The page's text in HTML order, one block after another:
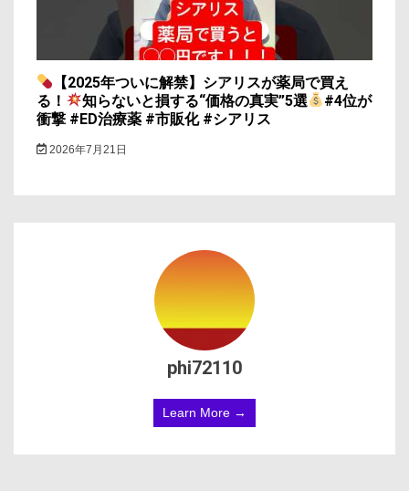
【2025年ついに解禁】シアリスが薬局で買え
る！
知らないと損する“価格の真実”5選
#4位が
衝撃 #ED治療薬 #市販化 #シアリス
2026年7月21日
phi72110
Learn More →